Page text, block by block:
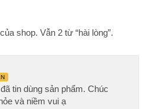
shop. Vẫn 2 từ “hài lòng”.
tin dùng sản phẩm. Chúc
và niềm vui ạ